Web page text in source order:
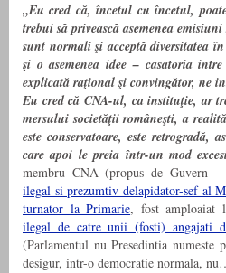
„Eu cred că, încetul cu încetul,
trebui să privească asemenea
sunt normali şi acceptă diversitatea
şi o asemenea idee – casatoria
explicată raţional şi convingător, ne
Eu cred că CNA-ul, ca instituţie, ar
mersului societăţii româneşti, a
este conservatoare, este retrogradă,
care apoi le preia într-un mod
membru CNA (propus de Guvern
ilegal si prezumtiv delapidator-sef al
turnator la Primarie, fost amploaiat
ilegal de catre unii (fosti) angajati
(Parlamentul nu Presedintia numeste
desigur, intr-o democratie normala,